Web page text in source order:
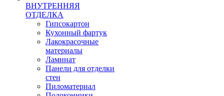
ВНУТРЕННЯЯ
ОТДЕЛКА
Гипсокартон
Кухонный фартук
Лакокрасочные
материалы
Ламинат
Панели для отделки
стен
Пиломатериал